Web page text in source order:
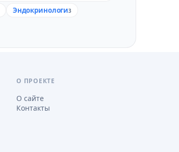
Эндокринологи3
О ПРОЕКТЕ
О сайте
Контакты